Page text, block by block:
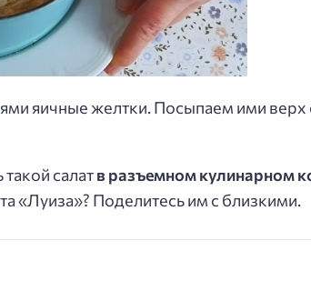
яичные желтки. Посыпаем ими
салатв разъемном кулинарном
«Луиза»? Поделитесь им с близкими.